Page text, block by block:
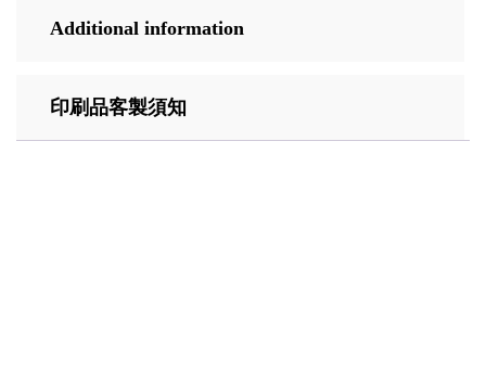
Additional information
印刷品客製須知